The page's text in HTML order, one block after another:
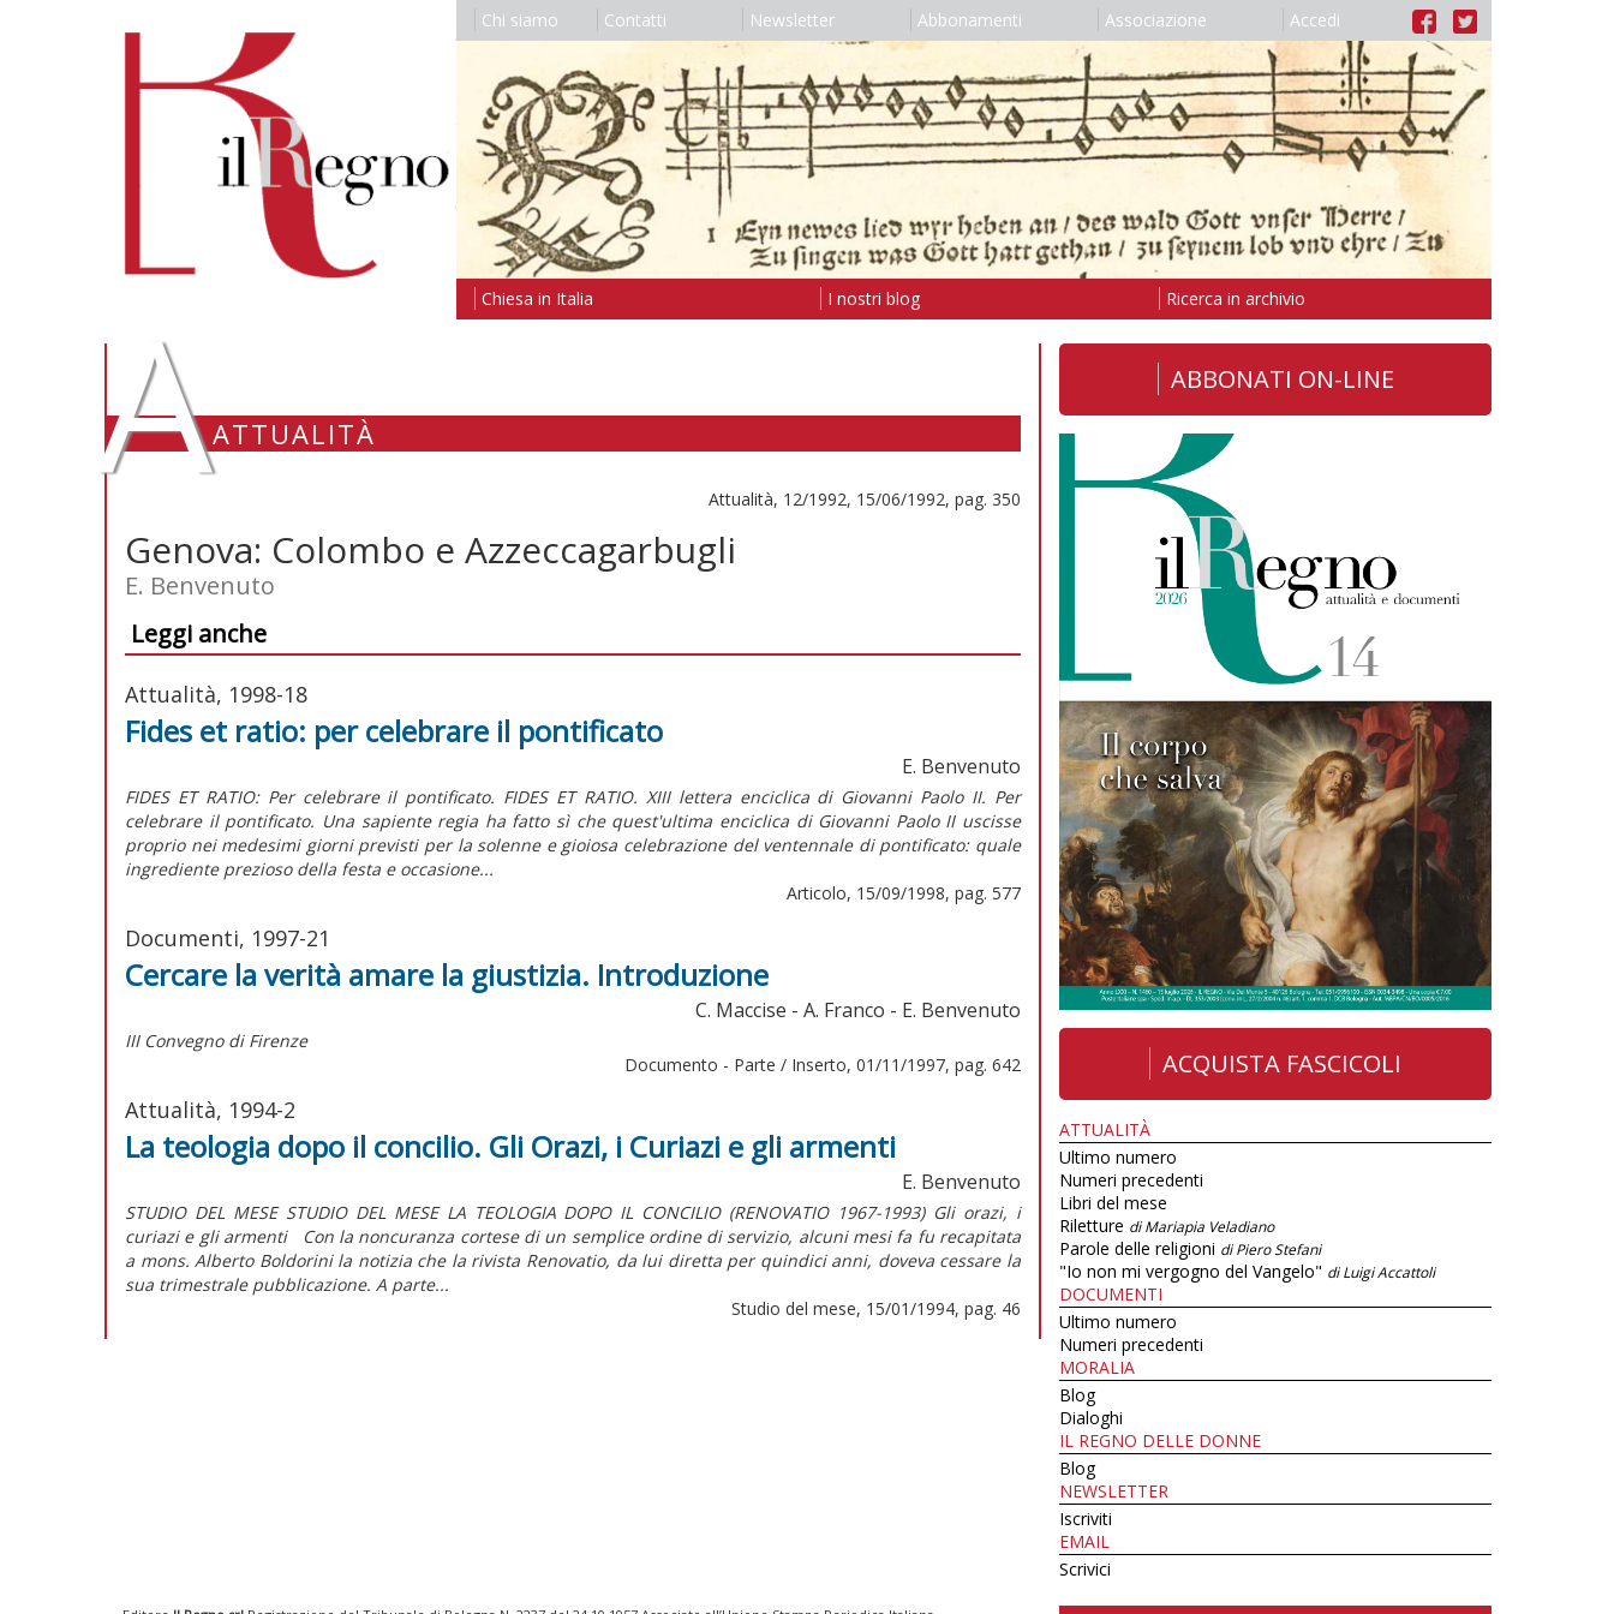
Chi siamo Contatti Newsletter Abbonamenti Associazione Accedi
Chiesa in Italia I nostri blog Ricerca in archivio
AATTUALITÀ
Attualità, 12/1992, 15/06/1992, pag. 350
Genova: Colombo e Azzeccagarbugli
E. Benvenuto
Leggi anche
Attualità, 1998-18
Fides et ratio: per celebrare il pontificato
E. Benvenuto
FIDES ET RATIO: Per celebrare il pontificato. FIDES ET RATIO. XIII lettera enciclica di Giovanni Paolo II. Per
celebrare il pontificato. Una sapiente regia ha fatto sì che quest'ultima enciclica di Giovanni Paolo II uscisse
proprio nei medesimi giorni previsti per la solenne e gioiosa celebrazione del ventennale di pontificato: quale
ingrediente prezioso della festa e occasione...
Articolo, 15/09/1998, pag. 577
Documenti, 1997-21
Cercare la verità amare la giustizia. Introduzione
C. Maccise - A. Franco - E. Benvenuto
III Convegno di Firenze
Documento - Parte / Inserto, 01/11/1997, pag. 642
Attualità, 1994-2
La teologia dopo il concilio. Gli Orazi, i Curiazi e gli armenti
E. Benvenuto
STUDIO DEL MESE STUDIO DEL MESE LA TEOLOGIA DOPO IL CONCILIO (RENOVATIO 1967-1993) Gli orazi, i
curiazi e gli armenti Con la noncuranza cortese di un semplice ordine di servizio, alcuni mesi fa fu recapitata
a mons. Alberto Boldorini la notizia che la rivista Renovatio, da lui diretta per quindici anni, doveva cessare la
sua trimestrale pubblicazione. A parte...
Studio del mese, 15/01/1994, pag. 46
ABBONATI ON-LINE
ACQUISTA FASCICOLI
ATTUALITÀ
Ultimo numero
Numeri precedenti
Libri del mese
Riletture di Mariapia Veladiano
Parole delle religioni di Piero Stefani
"Io non mi vergogno del Vangelo" di Luigi Accattoli
DOCUMENTI
Ultimo numero
Numeri precedenti
MORALIA
Blog
Dialoghi
IL REGNO DELLE DONNE
Blog
NEWSLETTER
Iscriviti
EMAIL
Scrivici